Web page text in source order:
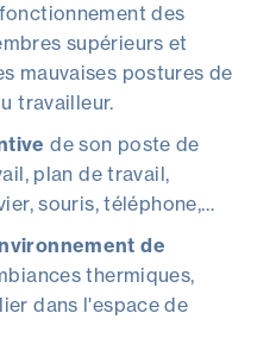
des
supérieurs et
mauvaises postures de
travailleur.
de son poste de
plan de travail,
souris, téléphone,…
de
thermiques,
dans l'espace de